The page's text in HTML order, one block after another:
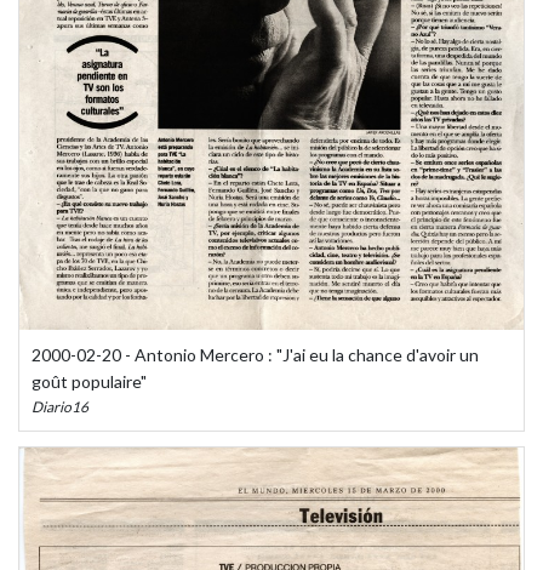
2000-02-20 - Antonio Mercero : "J'ai eu la chance d'avoir un
goût populaire"
Diario16